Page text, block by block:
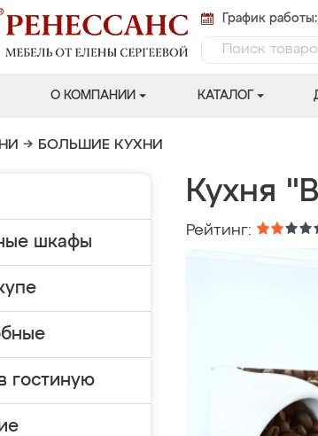
График
О КОМПАНИИ КАТАЛОГ
→ БОЛЬШИЕ КУХНИ
шкафы
гостиную
Кухня
Рейтинг: